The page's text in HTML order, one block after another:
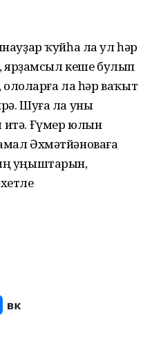
ҡуйһа ла ул һәр
ярҙамсыл кеше булып
ла һәр ваҡыт
Шуға ла уны
Ғүмер юлын
Әхмәтйәноваға
уңыштарын,